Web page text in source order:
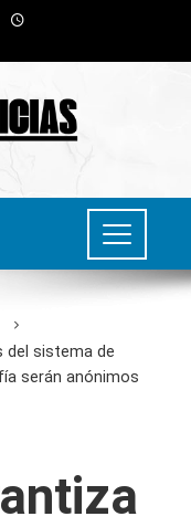
del sistema de
serán anónimos